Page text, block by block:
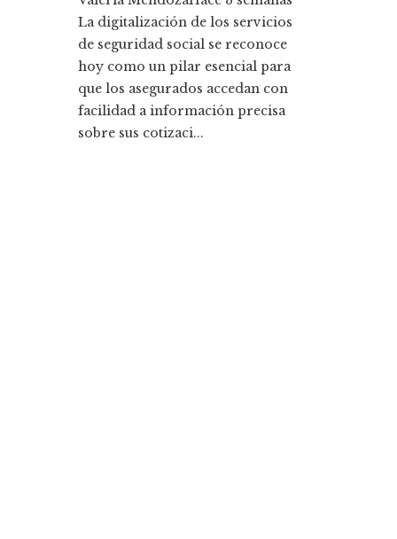
La digitalización de los servicios
de seguridad social se reconoce
hoy como un pilar esencial para
que los asegurados accedan con
facilidad a información precisa
sobre sus cotizaci...